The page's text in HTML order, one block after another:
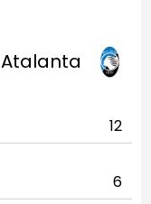
Atalanta
12
6